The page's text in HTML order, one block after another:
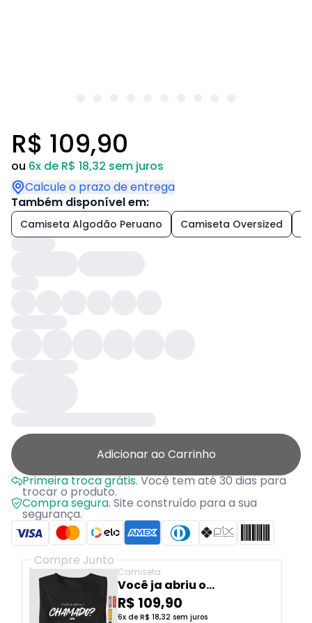
R$ 109,90
ou 6x de R$ 18,32 sem juros
Calcule o prazo de entrega
Também disponível em:
Camiseta Algodão Peruano Camiseta Oversized
Adicionar ao Carrinho
Primeira troca grátis.Você tem até 30 dias para
trocar o produto.
Compra segura. Site construído para a sua
segurança.
Compre Junto
Camiseta
Você ja abriu o
chamado?
R$ 109,90
6x de R$ 18,32 sem juros